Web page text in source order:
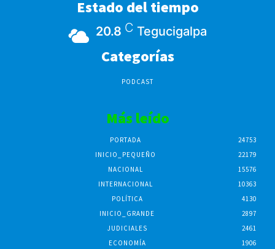
Estado del tiempo
20.8 C Tegucigalpa
Categorías
PODCAST
Más leído
PORTADA
24753
INICIO_PEQUEÑO
22179
NACIONAL
15576
INTERNACIONAL
10363
POLÍTICA
4130
INICIO_GRANDE
2897
JUDICIALES
2461
ECONOMÍA
1906